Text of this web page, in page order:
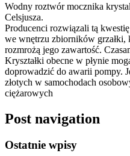
Wodny roztwór mocznika
Celsjusza.
Producenci rozwiązali tą
we wnętrzu zbiorników grzałki,
rozmrożą jego zawartość.
Kryształki obecne w płynie
doprowadzić do awarii pompy.
złotych w samochodach
ciężarowych
Post navigation
Ostatnie wpisy